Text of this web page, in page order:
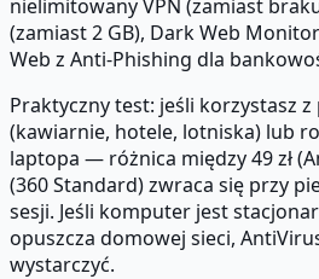
nielimitowany VPN (zamiast
(zamiast 2 GB), Dark Web
Web z Anti-Phishing dla
Praktyczny test: jeśli korzystasz z
(kawiarnie, hotele, lotniska) lub
laptopa — różnica między 49 zł
(360 Standard) zwraca się przy
sesji. Jeśli komputer jest
opuszcza domowej sieci,
wystarczyć.